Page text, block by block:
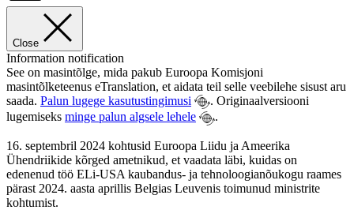
Close
Information notification
See on masintõlge, mida pakub Euroopa Komisjoni
masintõlketeenus eTranslation, et aidata teil selle veebilehe sisust aru
saada. Palun lugege kasutustingimusi
. Originaalversiooni
lugemiseks minge palun algsele lehele .
16. septembril 2024 kohtusid Euroopa Liidu ja Ameerika
Ühendriikide kõrged ametnikud, et vaadata läbi, kuidas on
edenenud töö ELi-USA kaubandus- ja tehnoloogianõukogu raames
pärast 2024. aasta aprillis Belgias Leuvenis toimunud ministrite
kohtumist.